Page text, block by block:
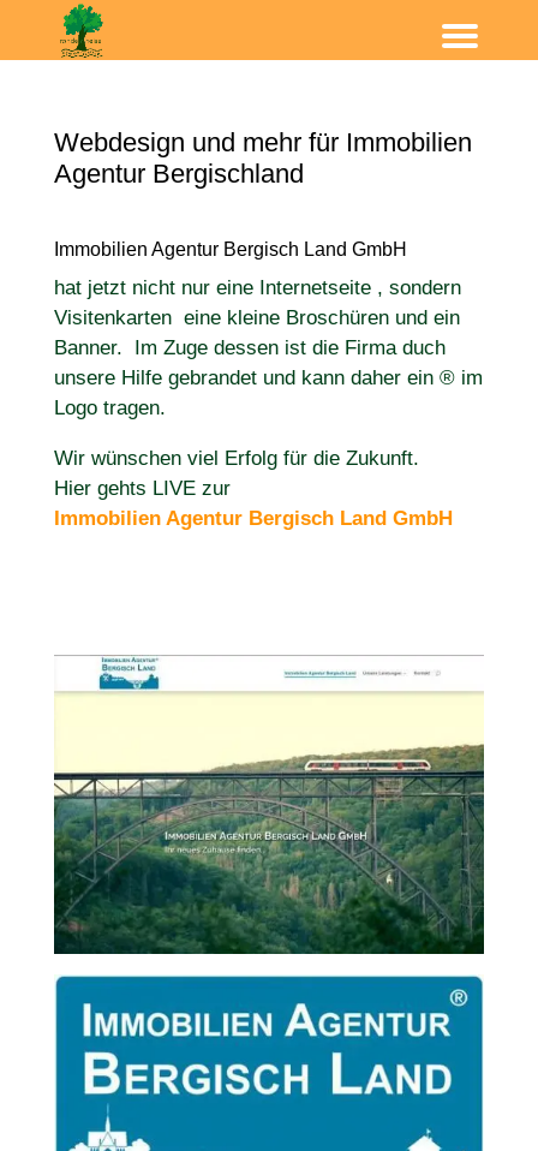
Webdesign und mehr für Immobilien
Agentur Bergischland
Immobilien Agentur Bergisch Land GmbH
hat jetzt nicht nur eine Internetseite , sondern
Visitenkarten eine kleine Broschüren und ein
Banner. Im Zuge dessen ist die Firma duch
unsere Hilfe gebrandet und kann daher ein ® im
Logo tragen.
Wir wünschen viel Erfolg für die Zukunft.
Hier gehts LIVE zur
Immobilien Agentur Bergisch Land GmbH